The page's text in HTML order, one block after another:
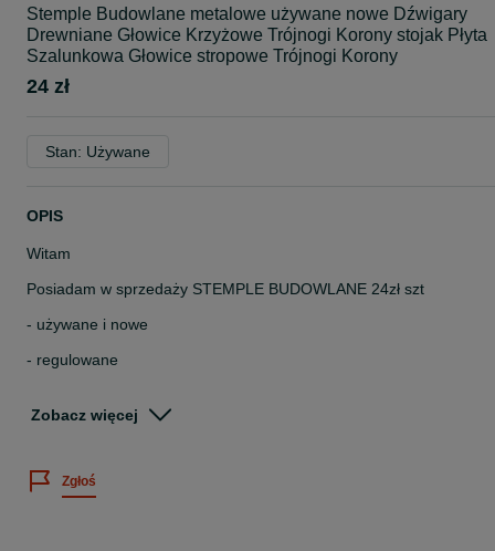
Stemple Budowlane metalowe używane nowe Dźwigary
Drewniane Głowice Krzyżowe Trójnogi Korony stojak Płyta
Szalunkowa Głowice stropowe Trójnogi Korony
24 zł
Stan: Używane
OPIS
Witam
Posiadam w sprzedaży STEMPLE BUDOWLANE 24zł szt
- używane i nowe
- regulowane
Dostępna nośność stempli 8KN, 10 KN, 12KN, 14KN, 20KN
Zobacz więcej
Zgłoś